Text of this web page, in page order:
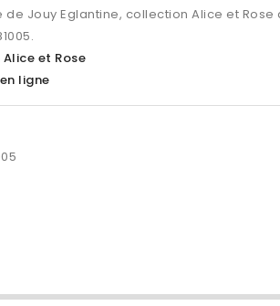
de Jouy Eglantine, collection Alice et
et Rose
ligne